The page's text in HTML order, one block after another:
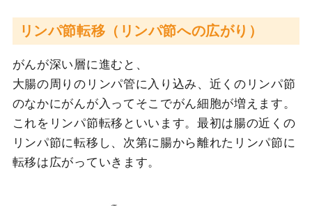
リンパ節転移（リンパ節への広がり）
がんが深い層に進むと、
大腸の周りのリンパ管に入り込み、近くのリンパ節
のなかにがんが入ってそこでがん細胞が増えます。
これをリンパ節転移といいます。最初は腸の近くの
リンパ節に転移し、次第に腸から離れたリンパ節に
転移は広がっていきます。